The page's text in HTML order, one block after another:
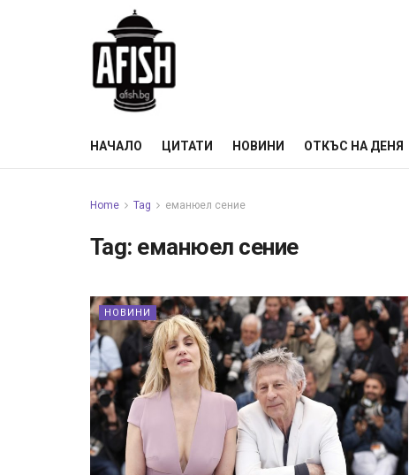
НАЧАЛО ЦИТАТИ НОВИНИ ОТКЪС НА ДЕНЯ
Home Tag еманюел сение
Tag: еманюел сение
НОВИНИ